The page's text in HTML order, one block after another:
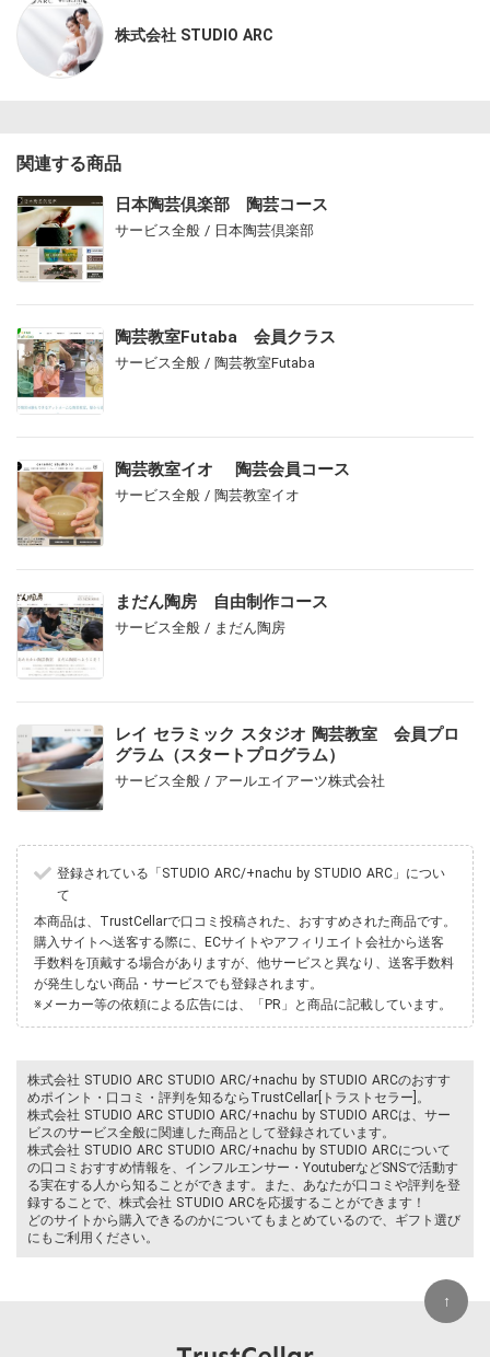
株式会社 STUDIO ARC
関連する商品
日本陶芸倶楽部 陶芸コース
サービス全般 / 日本陶芸倶楽部
陶芸教室Futaba 会員クラス
サービス全般 / 陶芸教室Futaba
陶芸教室イオ 陶芸会員コース
サービス全般 / 陶芸教室イオ
まだん陶房 自由制作コース
サービス全般 / まだん陶房
レイ セラミック スタジオ 陶芸教室 会員プロ
グラム（スタートプログラム）
サービス全般 / アールエイアーツ株式会社
登録されている「STUDIO ARC/+nachu by STUDIO ARC」につい
て
本商品は、TrustCellarで口コミ投稿された、おすすめされた商品です。
購入サイトへ送客する際に、ECサイトやアフィリエイト会社から送客
手数料を頂戴する場合がありますが、他サービスと異なり、送客手数料
が発生しない商品・サービスでも登録されます。
※メーカー等の依頼による広告には、「PR」と商品に記載しています。
株式会社 STUDIO ARC STUDIO ARC/+nachu by STUDIO ARCのおすす
めポイント・口コミ・評判を知るならTrustCellar[トラストセラー]。
株式会社 STUDIO ARC STUDIO ARC/+nachu by STUDIO ARCは、サー
ビスのサービス全般に関連した商品として登録されています。
株式会社 STUDIO ARC STUDIO ARC/+nachu by STUDIO ARCについて
の口コミおすすめ情報を、インフルエンサー・YoutuberなどSNSで活動す
る実在する人から知ることができます。また、あなたが口コミや評判を登
録することで、株式会社 STUDIO ARCを応援することができます！
どのサイトから購入できるのかについてもまとめているので、ギフト選び
にもご利用ください。
↑